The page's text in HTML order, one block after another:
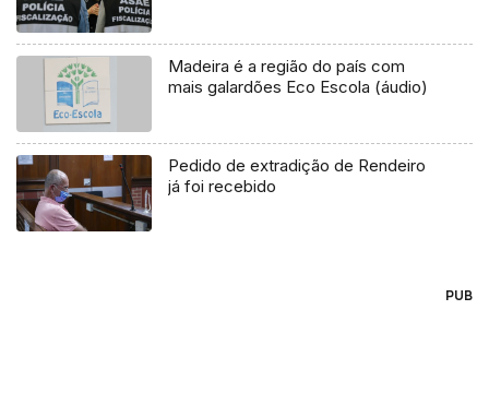
Madeira é a região do país com
mais galardões Eco Escola (áudio)
Pedido de extradição de Rendeiro
já foi recebido
PUB